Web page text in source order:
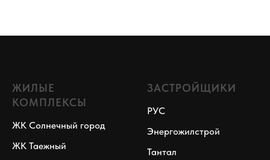
ЖИЛЫЕ
КОМПЛЕКСЫ
ЖК Солнечный город
ЖК Таежный
ЗАСТРОЙЩИКИ
РУС
Энергожилстрой
Тантал